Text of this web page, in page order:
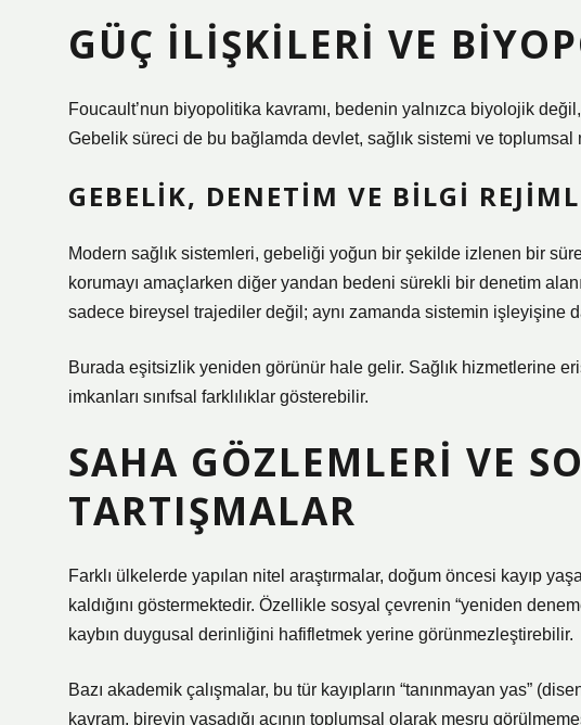
GÜÇ İLIŞKILERI VE
Foucault’nun biyopolitika kavramı, bedenin yalnızca biyolojik
Gebelik süreci de bu bağlamda devlet, sağlık sistemi ve toplumsal
GEBELIK, DENETIM VE BILGI
Modern sağlık sistemleri, gebeliği yoğun bir şekilde izlenen bir
korumayı amaçlarken diğer yandan bedeni sürekli bir denetim
sadece bireysel trajediler değil; aynı zamanda sistemin işleyişine
Burada eşitsizlik yeniden görünür hale gelir. Sağlık hizmetlerine
imkanları sınıfsal farklılıklar gösterebilir.
SAHA GÖZLEMLERI VE
TARTIŞMALAR
Farklı ülkelerde yapılan nitel araştırmalar, doğum öncesi kayıp
kaldığını göstermektedir. Özellikle sosyal çevrenin “yeniden
kaybın duygusal derinliğini hafifletmek yerine görünmezleştirebilir.
Bazı akademik çalışmalar, bu tür kayıpların “tanınmayan yas”
kavram, bireyin yaşadığı acının toplumsal olarak meşru